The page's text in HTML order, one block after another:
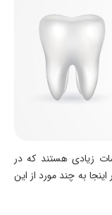
زیادی هستند که در
به چند مورد از این